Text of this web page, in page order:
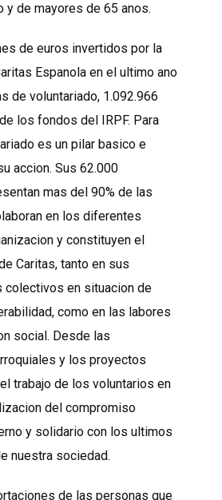
y de mayores de 65 anos.
de euros invertidos por la
Espanola en el ultimo ano
de voluntariado, 1.092.966
los fondos del IRPF. Para
es un pilar basico e
accion. Sus 62.000
mas del 90% de las
en los diferentes
y constituyen el
Caritas, tanto en sus
colectivos en situacion de
como en las labores
social. Desde las
y los proyectos
trabajo de los voluntarios en
del compromiso
y solidario con los ultimos
nuestra sociedad.
de las personas que